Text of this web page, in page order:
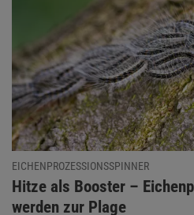
EICHENPROZESSIONSSPINNER
:
Hitze als Booster –
werden zur Plage